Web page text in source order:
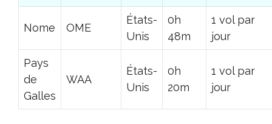
Nome OME
États-
Unis
0h
48m
1 vol par
jour
Pays
de
Galles
WAA
États-
Unis
0h
20m
1 vol par
jour